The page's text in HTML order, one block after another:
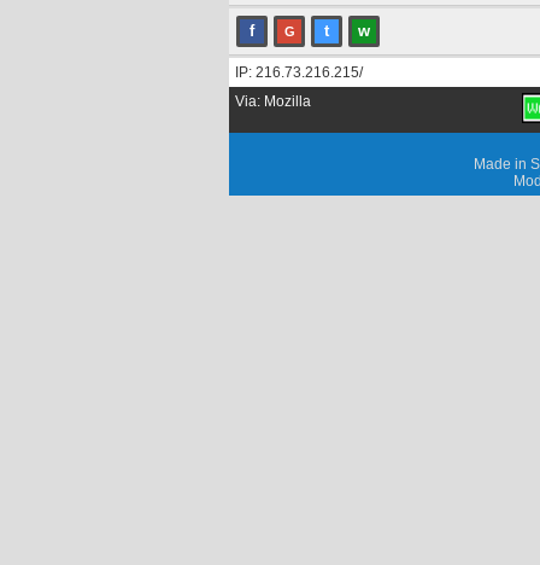
f G t w
IP: 216.73.216.215/
Via: Mozilla
Made in